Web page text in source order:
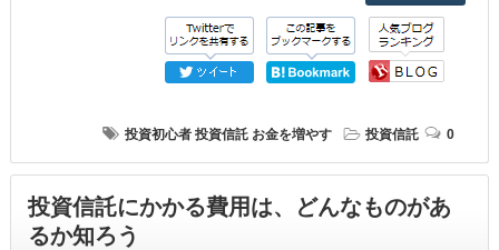
投資初心者 投資信託 お金を増やす 投資信託 0
投資信託にかかる費用は、どんなものがあ
るか知ろう